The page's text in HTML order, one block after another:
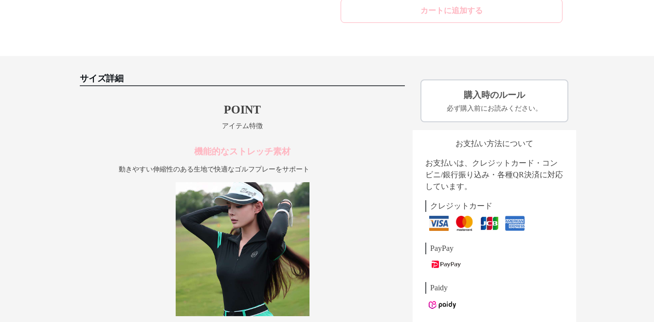
カートに追加する
サイズ詳細
POINT
アイテム特徴
機能的なストレッチ素材
動きやすい伸縮性のある生地で快適なゴルフプレーをサポート
購入時のルール
必ず購入前にお読みください。
お支払い方法について
お支払いは、クレジットカード・コン
ビニ/銀行振り込み・各種QR決済に対応
しています。
クレジットカード
PayPay
Paidy